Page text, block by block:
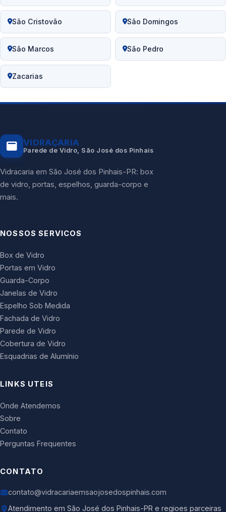
São Cristovão São Domingos
São Marcos São Pedro
Zacarias
VIDRAÇARIA
Parede de Vidro, São José dos Pinhais
Vidracaria em São José dos Pinhais-PR: box
de vidro, portas, espelhos, guarda-corpo e
mais.
NOSSOS SERVICOS
Box de Vidro
Portas em Vidro
Guarda-Corpo
Janelas de Vidro
Espelho Sob Medida
Fachada de Vidro
Parede de Vidro
Cobertura de Vidro
Esquadrias de Alumínio
LINKS UTEIS
Onde Atendemos
Sobre
Contato
Perguntas Frequentes
CONTATO
contato@vidracariaemsaojosedospinhais.com
Atendimento em São José dos Pinhais-PR e regioes parceiras